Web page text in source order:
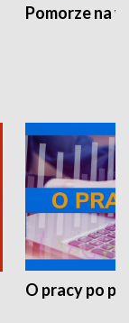
Pomorze na
O pracy po